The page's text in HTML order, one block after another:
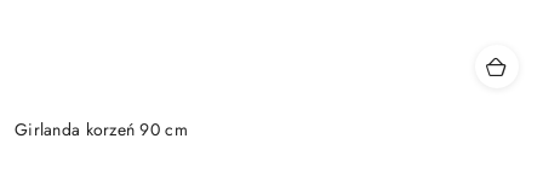
Girlanda korzeń 90 cm